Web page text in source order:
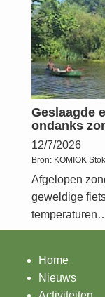
Geslaagde
ondanks
12/7/2026
Bron: KOMIOK
Afgelopen
geweldige
Home
Nieuws